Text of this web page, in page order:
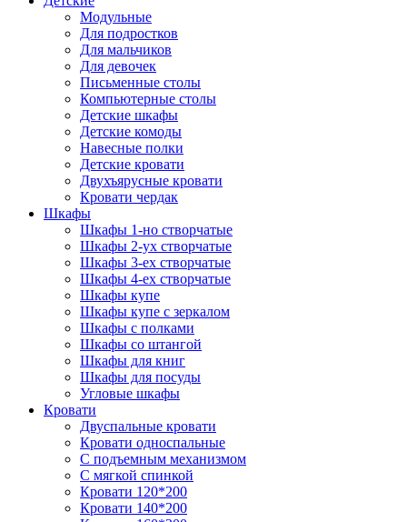
Модульные
Для подростков
Для мальчиков
Для девочек
Письменные столы
Компьютерные столы
Детские шкафы
Детские комоды
Навесные полки
Детские кровати
Двухъярусные кровати
Кровати чердак
Шкафы
Шкафы 1-но створчатые
Шкафы 2-ух створчатые
Шкафы 3-ех створчатые
Шкафы 4-ех створчатые
Шкафы купе
Шкафы купе с зеркалом
Шкафы с полками
Шкафы со штангой
Шкафы для книг
Шкафы для посуды
Угловые шкафы
Кровати
Двуспальные кровати
Кровати односпальные
С подъемным механизмом
С мягкой спинкой
Кровати 120*200
Кровати 140*200